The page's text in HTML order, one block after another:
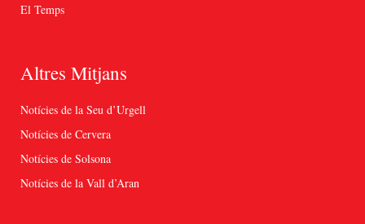
El Temps
Altres Mitjans
Notícies de la Seu d’Urgell
Notícies de Cervera
Notícies de Solsona
Notícies de la Vall d’Aran